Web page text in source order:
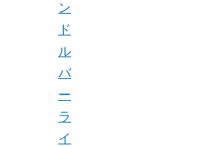
ン
ド
ル
バ
ー
ラ
イ